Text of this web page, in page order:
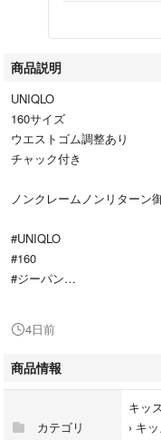
商品説明
UNIQLO
160サイズ
ウエストゴム調整あり
チャック付き
ノンクレームノンリターン
#UNIQLO
#160
#ジーパン
4日前
商品情報
カテゴリ
キッ
› キ